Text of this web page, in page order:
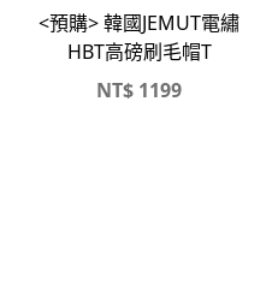
<預購> 韓國JEMUT電繡
HBT高磅刷毛帽T
NT$ 1199